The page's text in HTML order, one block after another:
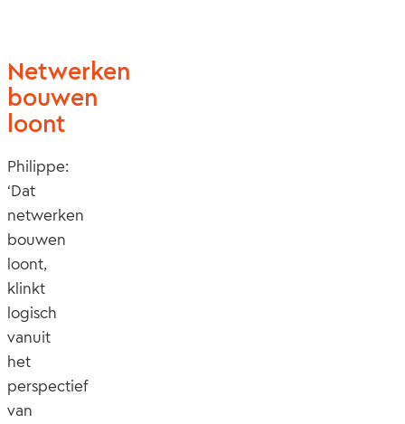
Netwerken
bouwen
loont
Philippe:
‘Dat
netwerken
bouwen
loont,
klinkt
logisch
vanuit
het
perspectief
van